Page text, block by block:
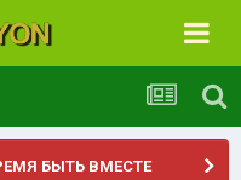
БЫТЬ ВМЕСТЕ